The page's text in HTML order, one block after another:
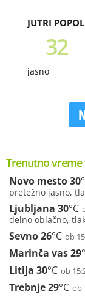
JUTRI
32
jasno
Trenutno vreme
Novo mesto30
pretežno jasno,
Ljubljana 30°C
delno oblačno,
Sevno26°C ob
Marinča vas29
Litija 30°C ob
Trebnje29°C ob